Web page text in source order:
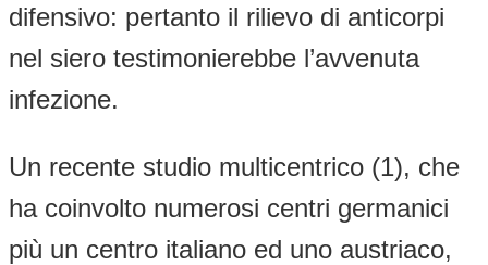
difensivo: pertanto il rilievo di anticorpi
nel siero testimonierebbe l’avvenuta
infezione.
Un recente studio multicentrico (1), che
ha coinvolto numerosi centri germanici
più un centro italiano ed uno austriaco,